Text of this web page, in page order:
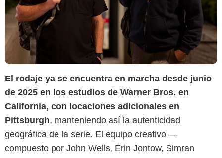
El rodaje ya se encuentra en marcha desde junio
de 2025 en los estudios de Warner Bros. en
California, con locaciones adicionales en
Pittsburgh, manteniendo así la autenticidad
geográfica de la serie. El equipo creativo —
compuesto por John Wells, Erin Jontow, Simran